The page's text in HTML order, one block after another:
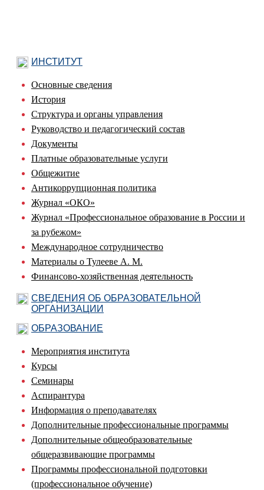
ИНСТИТУТ
Основные сведения
История
Структура и органы управления
Руководство и педагогический состав
Документы
Платные образовательные услуги
Общежитие
Антикоррупционная политика
Журнал «ОКО»
Журнал «Профессиональное образование в России и
за рубежом»
Международное сотрудничество
Материалы о Тулееве А. М.
Финансово-хозяйственная деятельность
СВЕДЕНИЯ ОБ ОБРАЗОВАТЕЛЬНОЙ
ОРГАНИЗАЦИИ
ОБРАЗОВАНИЕ
Мероприятия института
Курсы
Семинары
Аспирантура
Информация о преподавателях
Дополнительные профессиональные программы
Дополнительные общеобразовательные
общеразвивающие программы
Программы профессиональной подготовки
(профессиональное обучение)